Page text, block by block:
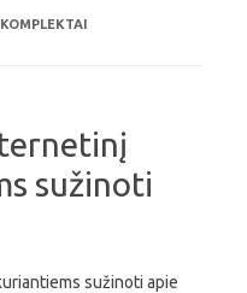
sužinoti
sužinoti apie